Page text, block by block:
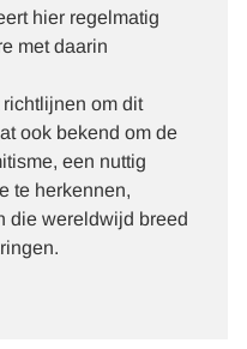
hier regelmatig
met daarin
om dit
ook bekend om de
een nuttig
te herkennen,
die wereldwijd breed